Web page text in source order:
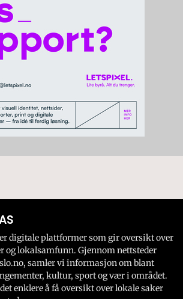
digitale plattformer som gir oversikt over
og lokalsamfunn. Gjennom nettsteder
samler vi informasjon om blant
kultur, sport og vær i området.
enklere å få oversikt over lokale saker